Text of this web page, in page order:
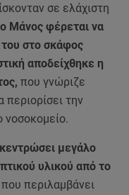
σε ελάχιστη
ο Μάνος φέρεται να
στο σκάφος
αποδείχθηκε η
που γνώριζε
την
νοσοκομείο.
μεγάλο
υλικού από το
περιλαμβάνει